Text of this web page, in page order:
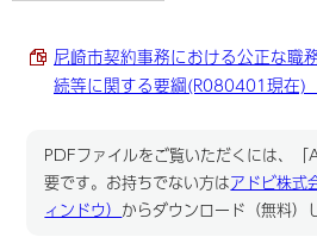
尼崎市契約事務における公正な職
続等に関する要綱(R080401現在)
PDFファイルをご覧いただくには、
要です。お持ちでない方はアドビ株式
ィンドウ） からダウンロード（無料）